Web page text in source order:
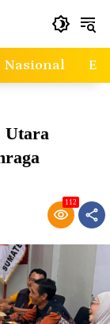
Nasional
Utara
112